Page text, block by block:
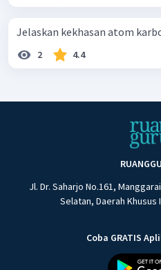
Jelaskan kekhasan atom
2 4.4
Jl. Dr. Saharjo No.161,
Selatan, Daerah
Coba GRATIS